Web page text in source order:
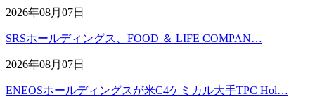
2026年08月07日
SRSホールディングス、FOOD ＆ LIFE COMPAN…
2026年08月07日
ENEOSホールディングスが米C4ケミカル大手TPC Hol…